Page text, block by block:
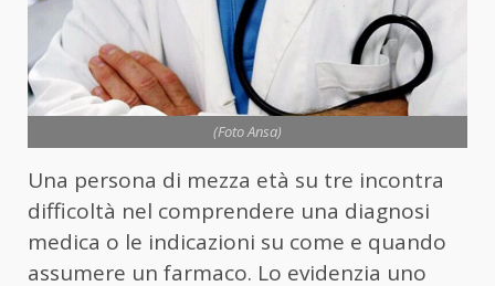
(Foto Ansa)
Una persona di mezza età su tre incontra
difficoltà nel comprendere una diagnosi
medica o le indicazioni su come e quando
assumere un farmaco. Lo evidenzia uno